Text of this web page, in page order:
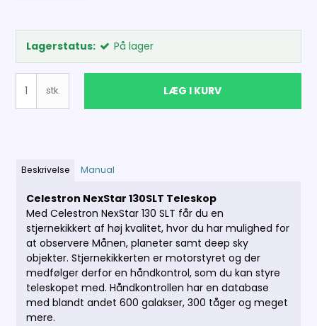
Lagerstatus: På lager
stk. LÆG I KURV
Beskrivelse Manual
Celestron NexStar 130SLT Teleskop
Med Celestron NexStar 130 SLT får du en
stjernekikkert af høj kvalitet, hvor du har mulighed for
at observere Månen, planeter samt deep sky
objekter. Stjernekikkerten er motorstyret og der
medfølger derfor en håndkontrol, som du kan styre
teleskopet med. Håndkontrollen har en database
med blandt andet 600 galakser, 300 tåger og meget
mere.